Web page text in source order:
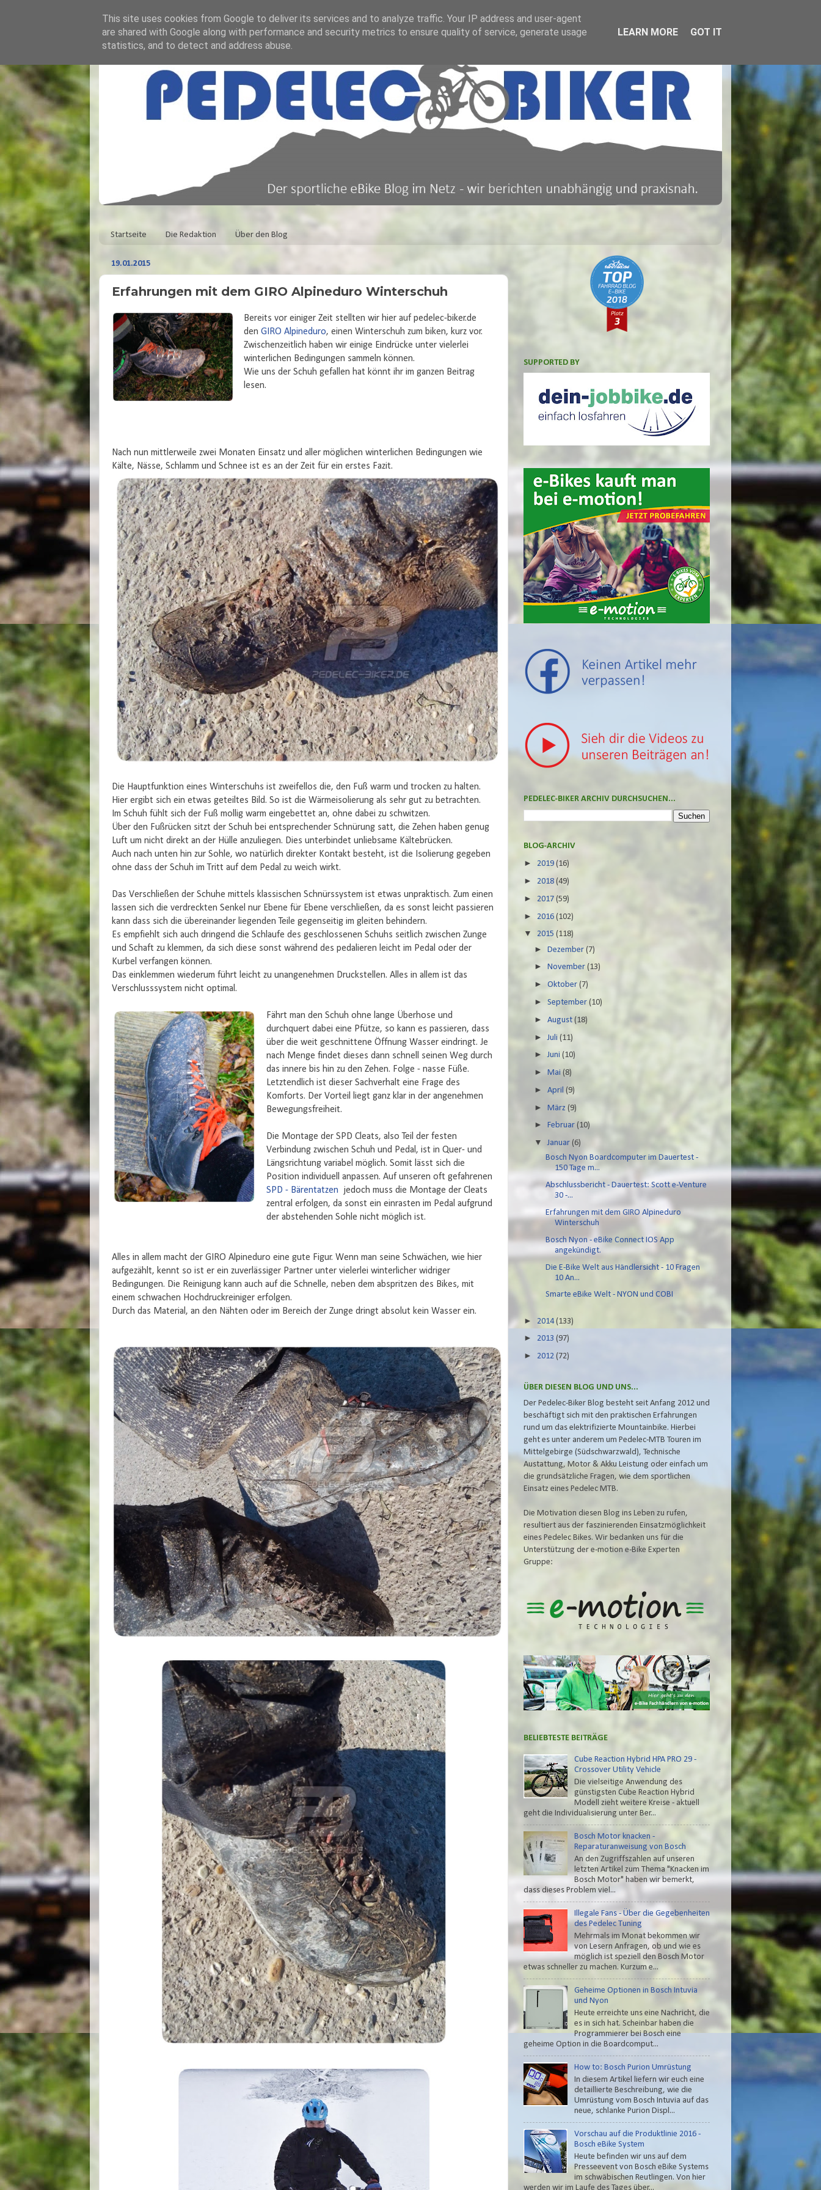
Startseite Die Redaktion Über den Blog
19.01.2015
Erfahrungen mit dem GIRO Alpineduro Winterschuh
Bereits vor einiger Zeit stellten wir hier auf pedelec-biker.de
den GIRO Alpineduro, einen Winterschuh zum biken, kurz vor.
Zwischenzeitlich haben wir einige Eindrücke unter vielerlei
winterlichen Bedingungen sammeln können.
Wie uns der Schuh gefallen hat könnt ihr im ganzen Beitrag
lesen.
Nach nun mittlerweile zwei Monaten Einsatz und aller möglichen winterlichen Bedingungen wie
Kälte, Nässe, Schlamm und Schnee ist es an der Zeit für ein erstes Fazit.
Die Hauptfunktion eines Winterschuhs ist zweifellos die, den Fuß warm und trocken zu halten.
Hier ergibt sich ein etwas geteiltes Bild. So ist die Wärmeisolierung als sehr gut zu betrachten.
Im Schuh fühlt sich der Fuß mollig warm eingebettet an, ohne dabei zu schwitzen.
Über den Fußrücken sitzt der Schuh bei entsprechender Schnürung satt, die Zehen haben genug
Luft um nicht direkt an der Hülle anzuliegen. Dies unterbindet unliebsame Kältebrücken.
Auch nach unten hin zur Sohle, wo natürlich direkter Kontakt besteht, ist die Isolierung gegeben
ohne dass der Schuh im Tritt auf dem Pedal zu weich wirkt.
Das Verschließen der Schuhe mittels klassischen Schnürssystem ist etwas unpraktisch. Zum einen
lassen sich die verdreckten Senkel nur Ebene für Ebene verschließen, da es sonst leicht passieren
kann dass sich die übereinander liegenden Teile gegenseitig im gleiten behindern.
Es empfiehlt sich auch dringend die Schlaufe des geschlossenen Schuhs seitlich zwischen Zunge
und Schaft zu klemmen, da sich diese sonst während des pedalieren leicht im Pedal oder der
Kurbel verfangen können.
Das einklemmen wiederum führt leicht zu unangenehmen Druckstellen. Alles in allem ist das
Verschlusssystem nicht optimal.
Fährt man den Schuh ohne lange Überhose und
durchquert dabei eine Pfütze, so kann es passieren, dass
über die weit geschnittene Öffnung Wasser eindringt. Je
nach Menge findet dieses dann schnell seinen Weg durch
das innere bis hin zu den Zehen. Folge - nasse Füße.
Letztendlich ist dieser Sachverhalt eine Frage des
Komforts. Der Vorteil liegt ganz klar in der angenehmen
Bewegungsfreiheit.
Die Montage der SPD Cleats, also Teil der festen
Verbindung zwischen Schuh und Pedal, ist in Quer- und
Längsrichtung variabel möglich. Somit lässt sich die
Position individuell anpassen. Auf unseren oft gefahrenen
SPD - Bärentatzen
jedoch muss die Montage der Cleats
zentral erfolgen, da sonst ein einrasten im Pedal aufgrund
der abstehenden Sohle nicht möglich ist.
Alles in allem macht der GIRO Alpineduro eine gute Figur. Wenn man seine Schwächen, wie hier
aufgezählt, kennt so ist er ein zuverlässiger Partner unter vielerlei winterlicher widriger
Bedingungen. Die Reinigung kann auch auf die Schnelle, neben dem abspritzen des Bikes, mit
einem schwachen Hochdruckreiniger erfolgen.
Durch das Material, an den Nähten oder im Bereich der Zunge dringt absolut kein Wasser ein.
SUPPORTED BY
PEDELEC-BIKER ARCHIV DURCHSUCHEN...
BLOG-ARCHIV
► 2019 (16)
► 2018 (49)
► 2017 (59)
► 2016 (102)
▼ 2015 (118)
►Dezember(7)
►November(13)
►Oktober(7)
►September(10)
►August(18)
► Juli(11)
►Juni(10)
►Mai(8)
►April(9)
►März(9)
►Februar(10)
▼Januar(6)
Bosch Nyon Boardcomputer im Dauertest -
150 Tage m...
Abschlussbericht - Dauertest: Scott e-Venture
30 -...
Erfahrungen mit dem GIRO Alpineduro
Winterschuh
Bosch Nyon - eBike Connect IOS App
angekündigt.
Die E-Bike Welt aus Händlersicht - 10 Fragen
10 An...
Smarte eBike Welt - NYON und COBI
► 2014(133)
► 2013 (97)
► 2012 (72)
ÜBER DIESEN BLOG UND UNS...
Der Pedelec-Biker Blog besteht seit Anfang 2012 und
beschäftigt sich mit den praktischen Erfahrungen
rund um das elektrifizierte Mountainbike. Hierbei
geht es unter anderem um Pedelec-MTB Touren im
Mittelgebirge (Südschwarzwald), Technische
Austattung, Motor & Akku Leistung oder einfach um
die grundsätzliche Fragen, wie dem sportlichen
Einsatz eines Pedelec MTB.
Die Motivation diesen Blog ins Leben zu rufen,
resultiert aus der faszinierenden Einsatzmöglichkeit
eines Pedelec Bikes. Wir bedanken uns für die
Unterstützung der e-motion e-Bike Experten
Gruppe:
BELIEBTESTE BEITRÄGE
Cube Reaction Hybrid HPA PRO 29 -
Crossover Utility Vehicle
Die vielseitige Anwendung des
günstigsten Cube Reaction Hybrid
Modell zieht weitere Kreise - aktuell
geht die Individualisierung unter Ber...
Bosch Motor knacken -
Reparaturanweisung von Bosch
An den Zugriffszahlen auf unseren
letzten Artikel zum Thema "Knacken im
Bosch Motor" haben wir bemerkt,
dass dieses Problem viel...
Illegale Fans - Über die Gegebenheiten
des Pedelec Tuning
Mehrmals im Monat bekommen wir
von Lesern Anfragen, ob und wie es
möglich ist speziell den Bosch Motor
etwas schneller zu machen. Kurzum e...
Geheime Optionen in Bosch Intuvia
und Nyon
Heute erreichte uns eine Nachricht, die
es in sich hat. Scheinbar haben die
Programmierer bei Bosch eine
geheime Option in die Boardcomput...
How to: Bosch Purion Umrüstung
In diesem Artikel liefern wir euch eine
detaillierte Beschreibung, wie die
Umrüstung vom Bosch Intuvia auf das
neue, schlanke Purion Displ...
Vorschau auf die Produktlinie 2016 -
Bosch eBike System
Heute befinden wir uns auf dem
Presseevent von Bosch eBike Systems
im schwäbischen Reutlingen. Von hier
werden wir im Laufe des Tages über...
This site uses cookies from Google to deliver its services and to analyze traffic. Your IP address and user-agent
are shared with Google along with performance and security metrics to ensure quality of service, generate usage
statistics, and to detect and address abuse.
LEARN MORE GOT IT